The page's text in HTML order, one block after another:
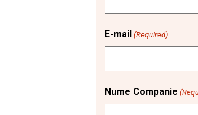
E-mail (Required)
Nume Companie